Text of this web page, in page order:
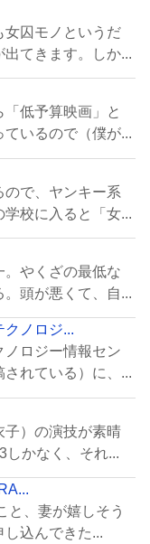
女囚モノというだ
てきます。しか...
低予算映画」と
いるので（僕が...
ので、ヤンキー系
校に入ると「女...
。やくざの最低な
。頭が悪くて、自...
クノロジ...
ノロジー情報セン
れている）に、...
子）の演技が素晴
しかなく、それ...
と、妻が嬉しそう
込んできた...